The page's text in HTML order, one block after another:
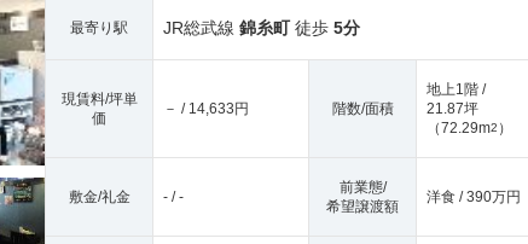
最寄り駅 JR総武線 錦糸町徒歩 5分
現賃料/坪単
価
－ / 14,633円 階数/面積
地上1階 /
21.87坪
（72.29m2 ）
敷金/礼金 - / -
前業態/
希望譲渡額
洋食 / 390万円